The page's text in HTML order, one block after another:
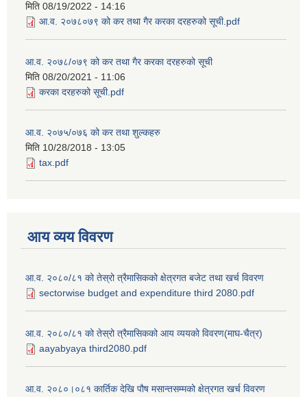
मिति 08/19/2022 - 14:16
आ.व. २०७८०७९ को कर तथा गैर करका दरहरुको सूची.pdf
आ.व. २०७८/०७९ को कर तथा गैर करका दरहरुको सूची
मिति 08/20/2021 - 11:06
करका दरहरुको सूची.pdf
आ.व. २०७५/०७६ को कर तथा शुल्कहरु
मिति 10/28/2018 - 13:05
tax.pdf
आय व्यय विवरण
आ.व. २०८०/८१ को तेस्रो त्रैमासिकको क्षेत्रगत बजेट तथा खर्च विवरण
sectorwise budget and expenditure third 2080.pdf
आ.व. २०८०/८१ को तेस्रो त्रैमासिकको आय व्ययको विवरण(माघ-चैत्र)
aayabyaya third2080.pdf
आ.व. २०८०।०८१ कार्तिक देखि पौष मसान्तसम्मको क्षेत्रगत खर्च विवरण